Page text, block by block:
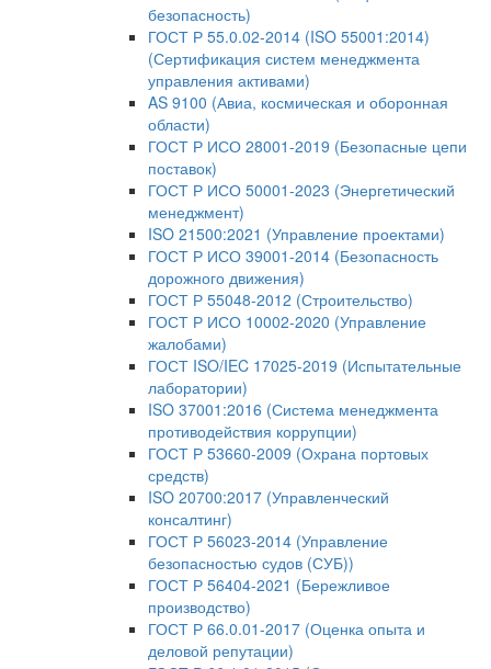
безопасность)
ГОСТ Р 55.0.02-2014 (ISO 55001:2014)
(Сертификация систем менеджмента
управления активами)
AS 9100 (Авиа, космическая и оборонная
области)
ГОСТ Р ИСО 28001-2019 (Безопасные цепи
поставок)
ГОСТ Р ИСО 50001-2023 (Энергетический
менеджмент)
ISO 21500:2021 (Управление проектами)
ГОСТ Р ИСО 39001-2014 (Безопасность
дорожного движения)
ГОСТ Р 55048-2012 (Строительство)
ГОСТ Р ИСО 10002-2020 (Управление
жалобами)
ГОСТ ISO/IEC 17025-2019 (Испытательные
лаборатории)
ISO 37001:2016 (Система менеджмента
противодействия коррупции)
ГОСТ Р 53660-2009 (Охрана портовых
средств)
ISO 20700:2017 (Управленческий
консалтинг)
ГОСТ Р 56023-2014 (Управление
безопасностью судов (СУБ))
ГОСТ Р 56404-2021 (Бережливое
производство)
ГОСТ Р 66.0.01-2017 (Оценка опыта и
деловой репутации)